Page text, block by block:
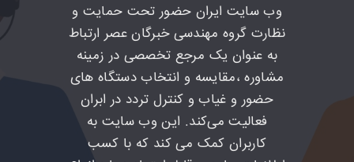
وب سایت ایران حضور تحت حمایت و
نظارت گروه مهندسی خبرگان عصر ارتباط
به عنوان یک مرجع تخصصی در زمینه
مشاوره ،مقایسه و انتخاب دستگاه های
حضور و غیاب و کنترل تردد در ابران
فعالیت می‌کند. این وب سایت به
کاربران کمک می کند که با کسب